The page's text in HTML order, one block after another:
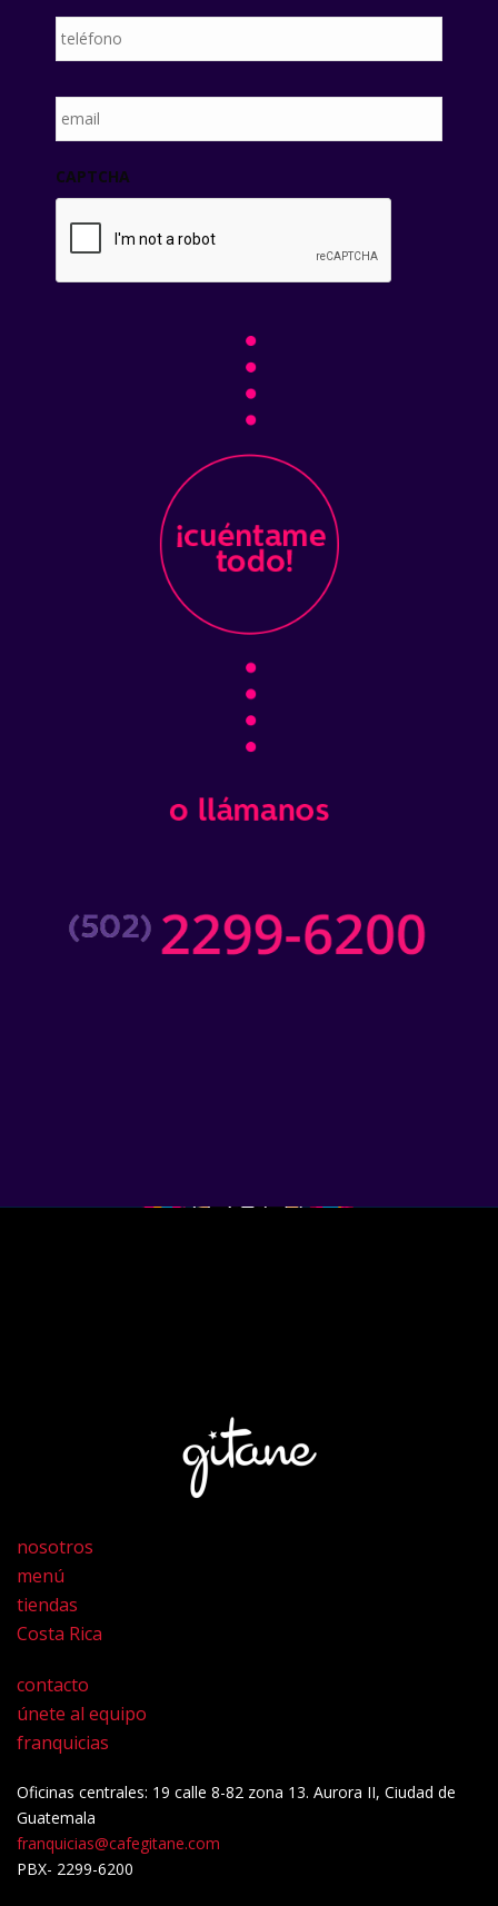
teléfono *
Email *
CAPTCHA
nosotros
menú
tiendas
Costa Rica
contacto
únete al equipo
franquicias
Oficinas centrales: 19 calle 8-82 zona 13. Aurora II, Ciudad de
Guatemala
franquicias@cafegitane.com
PBX- 2299-6200